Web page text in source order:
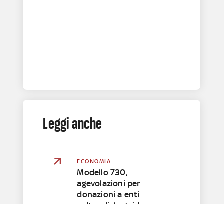
Leggi anche
ECONOMIA
Modello 730,
agevolazioni per
donazioni a enti